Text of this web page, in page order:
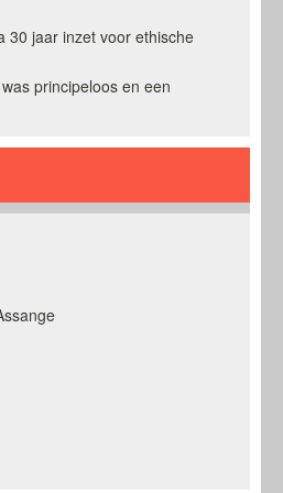
30 jaar inzet voor ethische
principeloos en een